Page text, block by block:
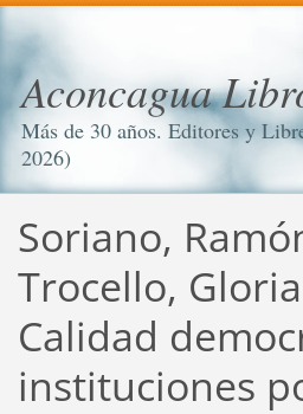
Aconcagua
Más de 30 años. Editores y
2026)
Soriano,
Trocello,
Calidad
instituciones